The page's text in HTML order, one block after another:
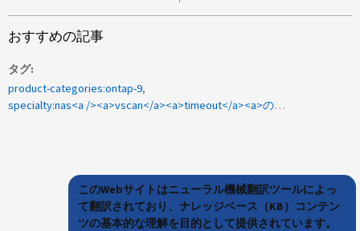
おすすめの記事
タグ
product-categories:ontap-9
specialty:nas<a /><a>vscan</a><a>timeout</a><a>の名前を 0x8007054F に変更します</a>
このWebサイトはニューラル機械翻訳ツールによっ
て翻訳されており、ナレッジベース（KB）コンテン
ツの基本的な理解を目的として提供されています。